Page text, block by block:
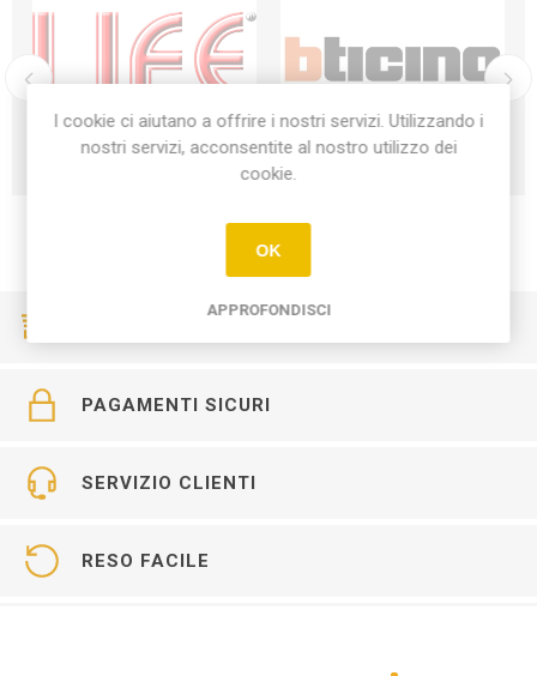
PAGAMENTI SICURI
SERVIZIO CLIENTI
RESO FACILE
I cookie ci aiutano a offrire i nostri servizi. Utilizzando i
nostri servizi, acconsentite al nostro utilizzo dei
cookie.
OK
APPROFONDISCI